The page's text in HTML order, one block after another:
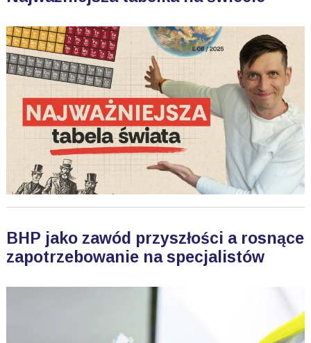
BHP jako zawód przyszłości a rosnące
zapotrzebowanie na specjalistów